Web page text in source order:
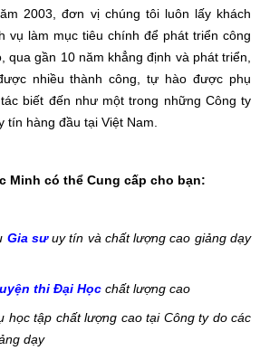
2003, đơn vị chúng tôi luôn lấy khách
vụ làm mục tiêu chính để phát triển công
qua gần 10 năm khẳng định và phát triển,
nhiều thành công, tự hào được phụ
biết đến như một trong những Công ty
hàng đầu tại Việt Nam.
Minh có thể Cung cấp cho bạn:
Gia sưuy tín và chất lượng cao giảng dạy
thi Đại Học chất lượng cao
học tập chất lượng cao tại Công ty do các
dạy